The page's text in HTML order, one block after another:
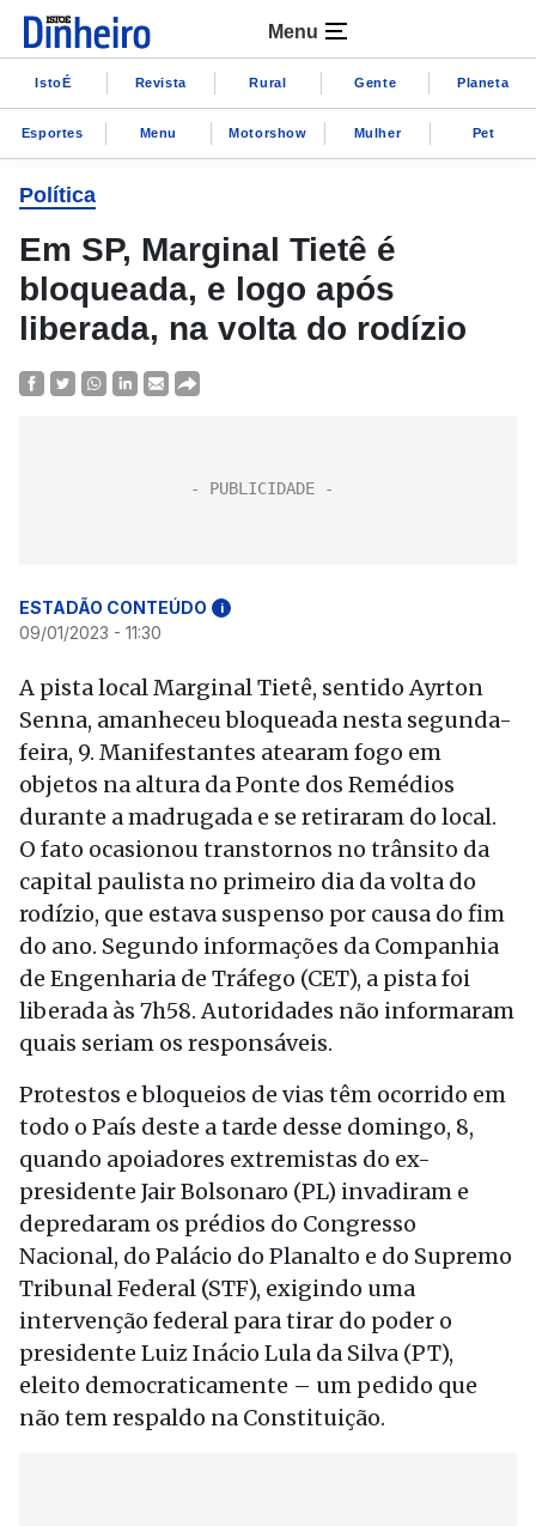
Menu
IstoÉ Revista Rural Gente Planeta
Esportes Menu Motorshow Mulher Pet
Política
Em SP, Marginal Tietê é
bloqueada, e logo após
liberada, na volta do rodízio
ESTADÃO CONTEÚDO i
09/01/2023 - 11:30
A pista local Marginal Tietê, sentido Ayrton
Senna, amanheceu bloqueada nesta segunda-
feira, 9. Manifestantes atearam fogo em
objetos na altura da Ponte dos Remédios
durante a madrugada e se retiraram do local.
O fato ocasionou transtornos no trânsito da
capital paulista no primeiro dia da volta do
rodízio, que estava suspenso por causa do fim
do ano. Segundo informações da Companhia
de Engenharia de Tráfego (CET), a pista foi
liberada às 7h58. Autoridades não informaram
quais seriam os responsáveis.
Protestos e bloqueios de vias têm ocorrido em
todo o País deste a tarde desse domingo, 8,
quando apoiadores extremistas do ex-
presidente Jair Bolsonaro (PL) invadiram e
depredaram os prédios do Congresso
Nacional, do Palácio do Planalto e do Supremo
Tribunal Federal (STF), exigindo uma
intervenção federal para tirar do poder o
presidente Luiz Inácio Lula da Silva (PT),
eleito democraticamente – um pedido que
não tem respaldo na Constituição.